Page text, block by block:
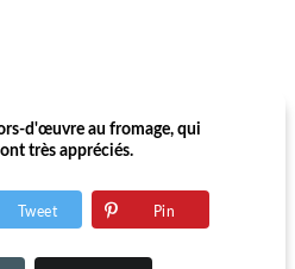
d'œuvre au fromage, qui
très appréciés.
Tweet Pin